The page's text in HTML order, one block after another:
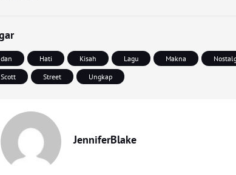
dan Hati Kisah Lagu Makna
Scott
Street Ungkap
JenniferBlake